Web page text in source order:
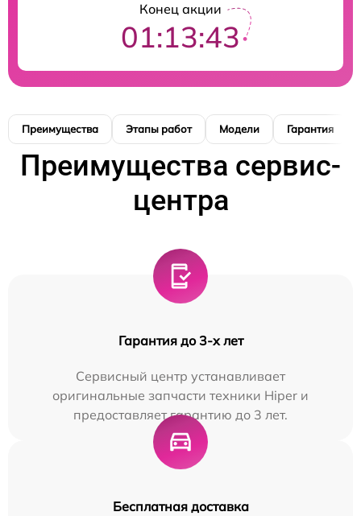
Конец акции
01:13:42
Преимущества Этапы работ Модели Гарантия
Преимущества сервис-
центра
Гарантия до 3-х лет
Сервисный центр устанавливает
оригинальные запчасти техники Hiper и
предоставляет гарантию до 3 лет.
Бесплатная доставка